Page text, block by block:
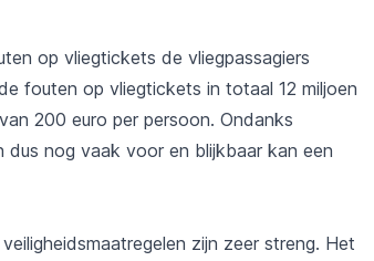
op vliegtickets de vliegpassagiers
fouten op vliegtickets in totaal 12 miljoen
200 euro per persoon. Ondanks
nog vaak voor en blijkbaar kan een
zijn zeer streng. Het